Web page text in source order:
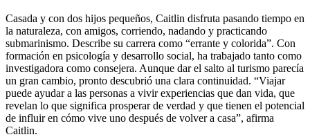
Casada y con dos hijos pequeños, Caitlin disfruta pasando tiempo en
la naturaleza, con amigos, corriendo, nadando y practicando
submarinismo. Describe su carrera como “errante y colorida”. Con
formación en psicología y desarrollo social, ha trabajado tanto como
investigadora como consejera. Aunque dar el salto al turismo parecía
un gran cambio, pronto descubrió una clara continuidad. “Viajar
puede ayudar a las personas a vivir experiencias que dan vida, que
revelan lo que significa prosperar de verdad y que tienen el potencial
de influir en cómo vive uno después de volver a casa”, afirma
Caitlin.